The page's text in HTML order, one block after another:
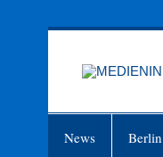
News Berlin